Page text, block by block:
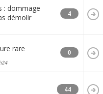
: dommage
démolir
4
rare 0
44